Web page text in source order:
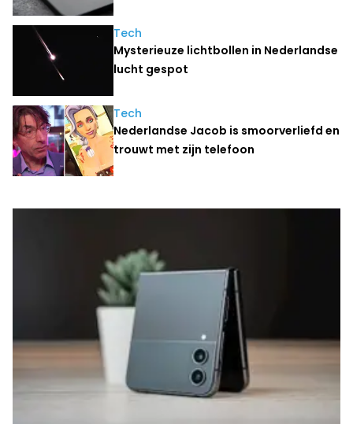
Tech
Mysterieuze lichtbollen in Nederlandse
lucht gespot
Tech
Nederlandse Jacob is smoorverliefd en
trouwt met zijn telefoon
Laatste nieuws